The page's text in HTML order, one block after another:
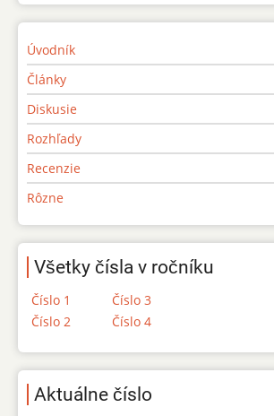
Úvodník
Články
Diskusie
Rozhľady
Recenzie
Rôzne
Všetky čísla v ročníku
Číslo 1
Číslo 2
Číslo 3
Číslo 4
Aktuálne číslo